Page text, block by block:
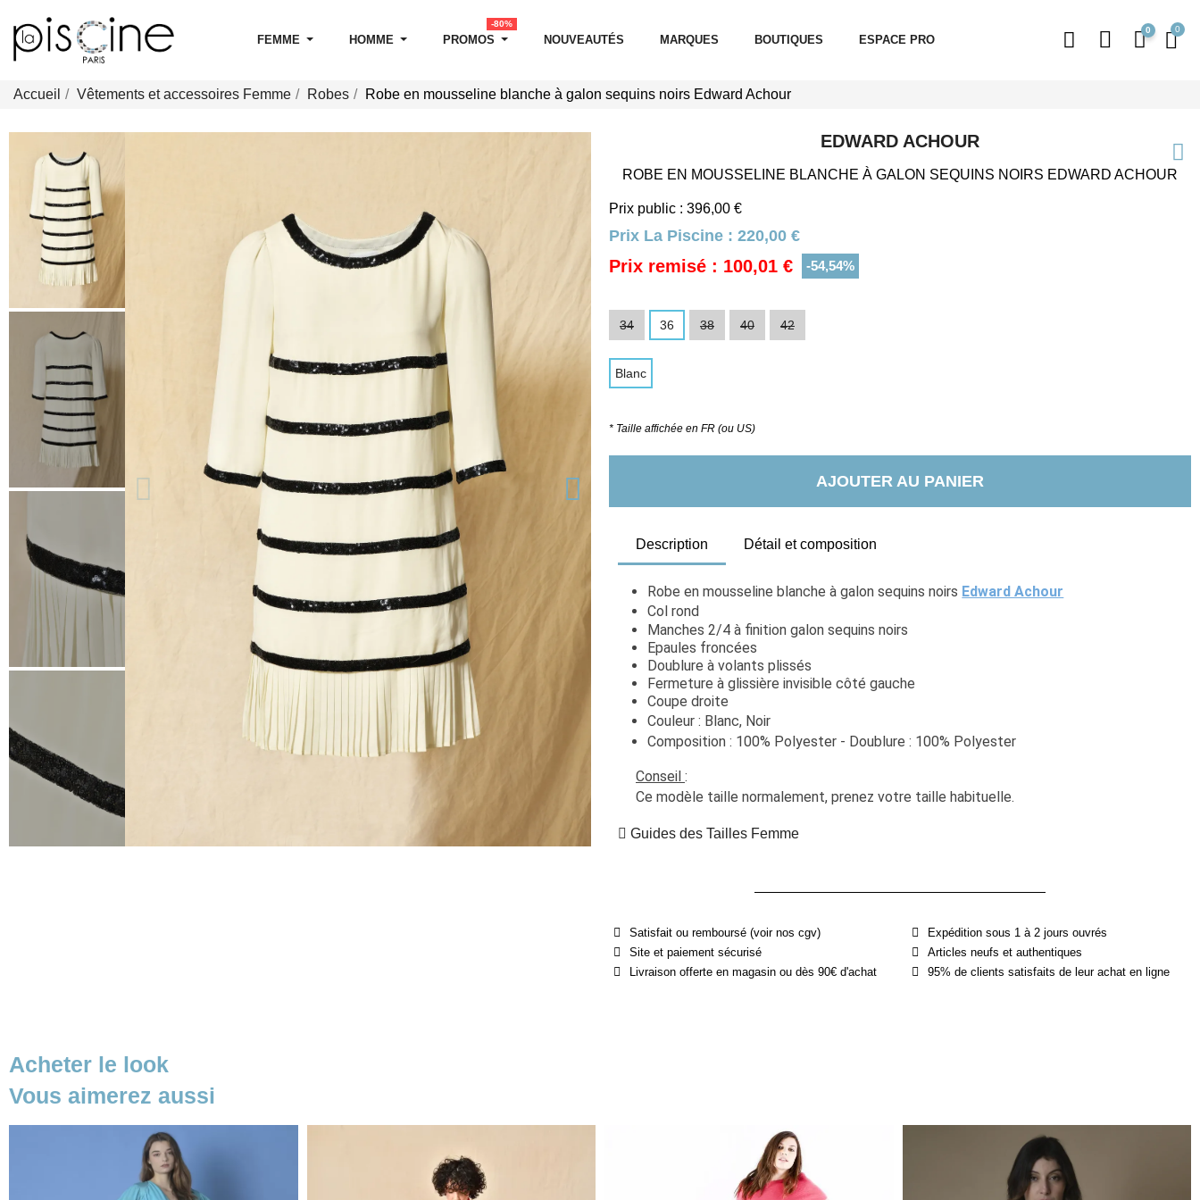
FEMME HOMME PROMOS
-80%
NOUVEAUTÉS MARQUES BOUTIQUES ESPACE PRO
0
Accueil Vêtements et accessoires Femme Robes Robe en mousseline blanche à galon sequins noirs Edward Achour
EDWARD ACHOUR
ROBE EN MOUSSELINE BLANCHE À GALON SEQUINS NOIRS EDWARD ACHOUR
Prix public : 396,00 €
Prix La Piscine : 220,00 €
Prix remisé : 100,01 € -54,54%
34 36 38 40 42
Blanc
* Taille affichée en FR (ou US)
AJOUTER AU PANIER
Description Détail et composition
Robe en mousseline blanche à galon sequins noirs Edward Achour
Col rond
Manches 2/4 à finition galon sequins noirs
Epaules froncées
Doublure à volants plissés
Fermeture à glissière invisible côté gauche
Coupe droite
Couleur : Blanc, Noir
Composition : 100% Polyester - Doublure : 100% Polyester
Conseil :
Ce modèle taille normalement, prenez votre taille habituelle.
Guides des Tailles Femme
Satisfait ou remboursé (voir nos cgv)
Site et paiement sécurisé
Livraison offerte en magasin ou dès 90€ d'achat
Expédition sous 1 à 2 jours ouvrés
Articles neufs et authentiques
95% de clients satisfaits de leur achat en ligne
Acheter le look
Vous aimerez aussi